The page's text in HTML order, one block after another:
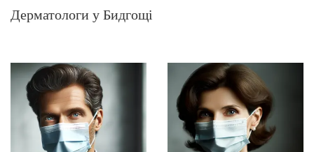
Дерматологи у Бидгощі